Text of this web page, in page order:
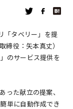
「タベリー」を提
締役：矢本真丈）
のサービス提供を
った献立の提案、
単に自動作成でき